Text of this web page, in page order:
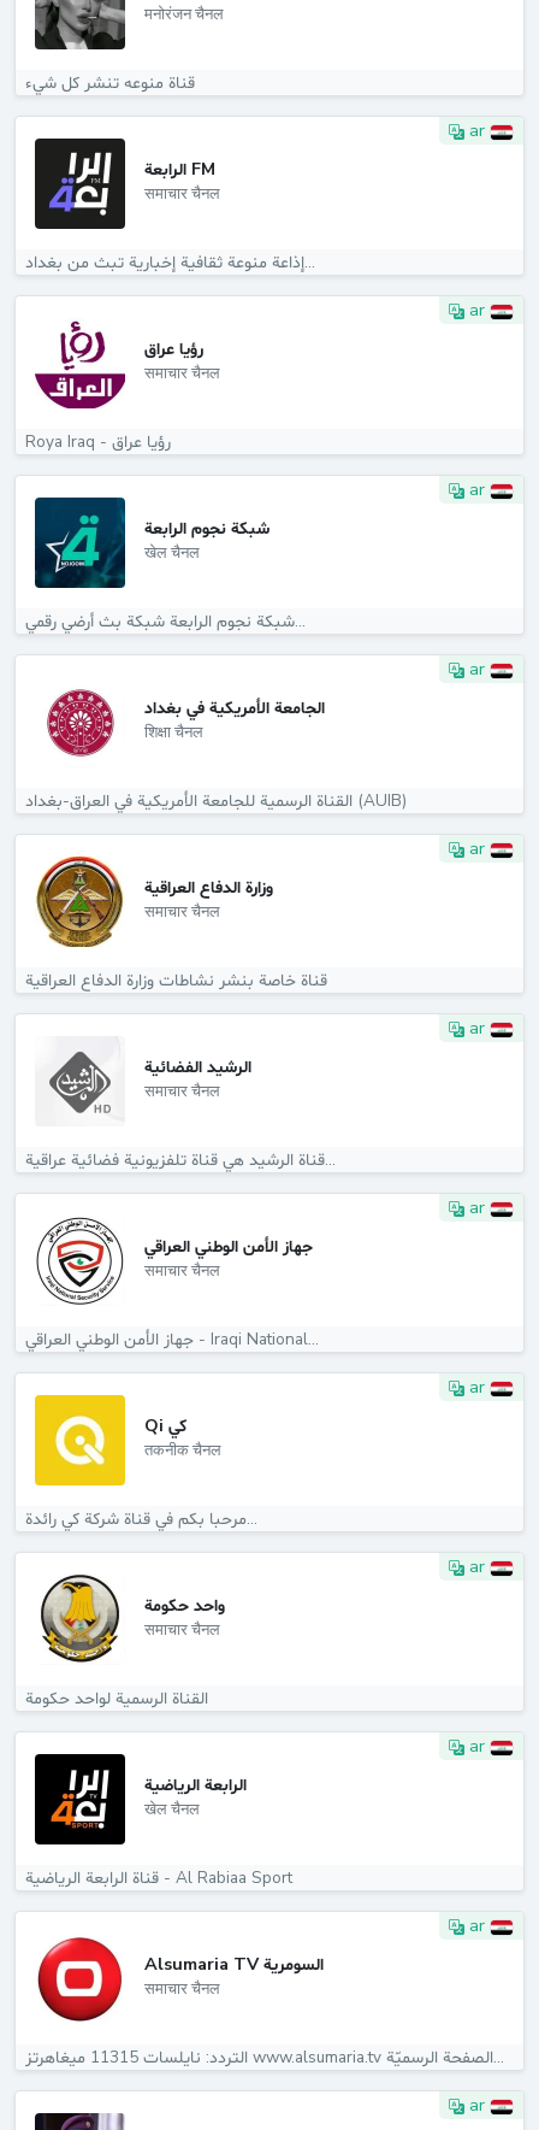
मनोरंजन चैनल
قناة منوعه تنشر كل شيء
ar
الرابعة FM
समाचार चैनल
إذاعة منوعة ثقافية إخبارية تبث من بغداد...
ar
رؤيا عراق
समाचार चैनल
Roya Iraq - رؤيا عراق
ar
شبكة نجوم الرابعة
खेल चैनल
شبكة نجوم الرابعة شبكة بث أرضي رقمي...
ar
الجامعة الأمريكية في بغداد
शिक्षा चैनल
القناة الرسمية للجامعة الأمريكية في العراق-بغداد (AUIB)
ar
وزارة الدفاع العراقية
समाचार चैनल
قناة خاصة بنشر نشاطات وزارة الدفاع العراقية
ar
الرشيد الفضائية
समाचार चैनल
قناة الرشيد هي قناة تلفزيونية فضائية عراقية...
ar
جهاز الأمن الوطني العراقي
समाचार चैनल
جهاز الأمن الوطني العراقي - Iraqi National...
ar
Qi كي
तकनीक चैनल
مرحبا بكم في قناة شركة كي رائدة...
ar
واحد حكومة
समाचार चैनल
القناة الرسمية لواحد حكومة
ar
الرابعة الرياضية
खेल चैनल
قناة الرابعة الرياضية - Al Rabiaa Sport
ar
Alsumaria TV السومرية
समाचार चैनल
التردد: نايلسات 11315 ميغاهرتز www.alsumaria.tv الصفحة الرسميّة...
ar